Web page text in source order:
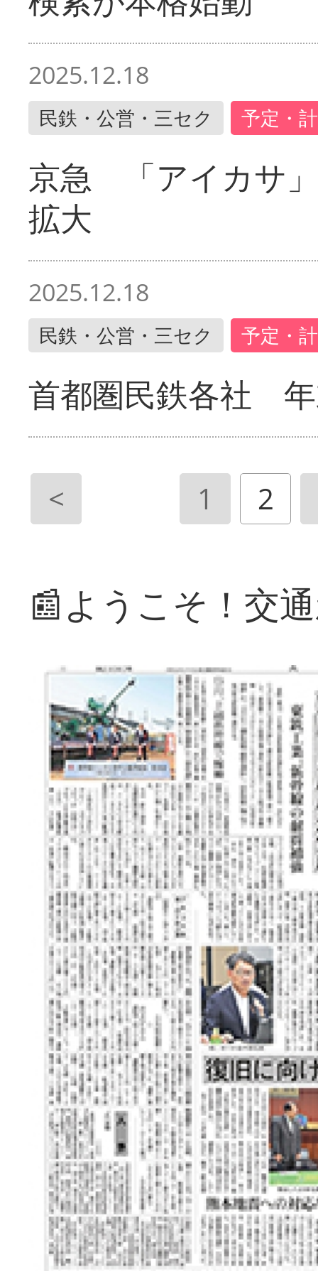
2025.12.18
民鉄・公営・三セク 予定・
京急 「アイカサ
拡大
2025.12.18
民鉄・公営・三セク 予定・
首都圏民鉄各社
< 1 2
📰ようこそ！交